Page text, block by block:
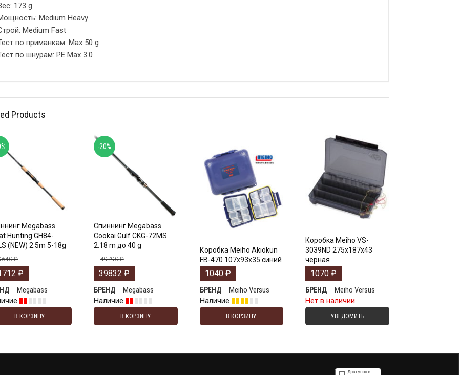
173 g
Medium Heavy
Medium Fast
по приманкам: Max 50 g
по шнурам: PE Max 3.0
Products
Megabass
Hunting GH84-
(NEW) 2.5m 5-18g
₽
₽
Megabass
В КОРЗИНУ
Спиннинг Megabass
Cookai Gulf CKG-72MS
2.18 m до 40 g
49790₽
39832 ₽
БРЕНД
Megabass
Наличие
В КОРЗИНУ
-20%
Коробка Meiho Akiokun
FB-470 107x93x35 синий
1040 ₽
БРЕНД
Meiho Versus
Наличие
В КОРЗИНУ
Коробка Meiho VS-
3039ND 275х187х43
чёрная
1070₽
БРЕНД
Meiho Versus
Нет в наличии
УВЕДОМИТЬ